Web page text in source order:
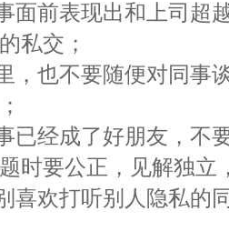
前表现出和上司超
私交；
也不要随便对同事
经成了好朋友，不
时要公正，见解独立
欢打听别人隐私的